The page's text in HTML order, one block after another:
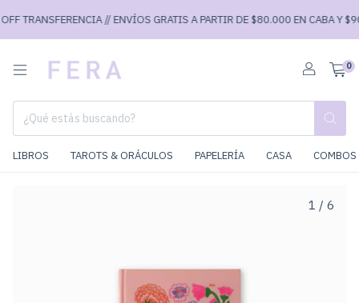
TRANSFERENCIA // ENVÍOS GRATIS A PARTIR DE $80.000 EN CABA Y
0
LIBROS TAROTS & ORÁCULOS PAPELERÍA CASA
1 / 6